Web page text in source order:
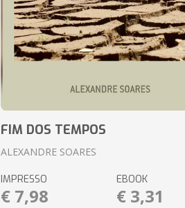
FIM DOS TEMPOS
ALEXANDRE SOARES
IMPRESSO
€ 7,98
EBOOK
€ 3,31